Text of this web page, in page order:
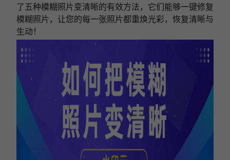
了五种模糊照片变清晰的有效方法，它们能够一键修复
模糊照片，让您的每一张照片都重焕光彩，恢复清晰与
生动！